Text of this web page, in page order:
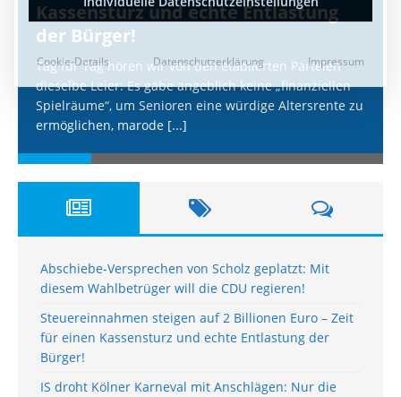
Kassensturz und echte Entlastung
der Bürger!
Tag für Tag hören wir von den etablierten Parteien
dieselbe Leier: Es gäbe angeblich keine „finanziellen
Spielräume“, um Senioren eine würdige Altersrente zu
ermöglichen, marode [...]
Abschiebe-Versprechen von Scholz geplatzt: Mit
diesem Wahlbetrüger will die CDU regieren!
Steuereinnahmen steigen auf 2 Billionen Euro – Zeit
für einen Kassensturz und echte Entlastung der
Bürger!
IS droht Kölner Karneval mit Anschlägen: Nur die